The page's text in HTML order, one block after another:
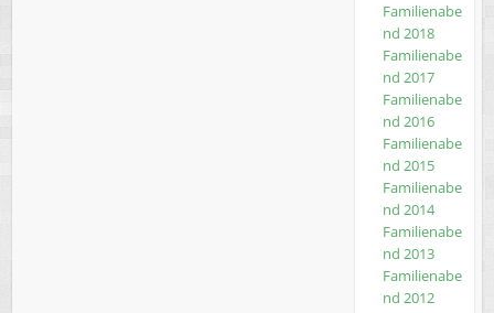
Familienabe
nd 2018
Familienabe
nd 2017
Familienabe
nd 2016
Familienabe
nd 2015
Familienabe
nd 2014
Familienabe
nd 2013
Familienabe
nd 2012